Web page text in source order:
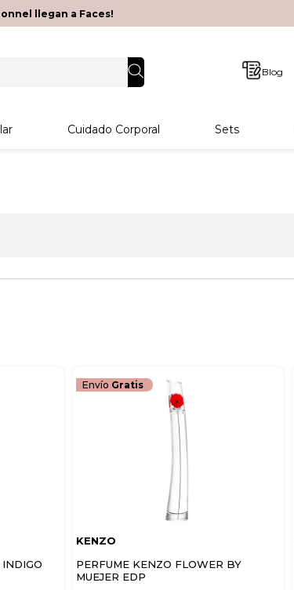
llegan a Faces!
Blog
Cuidado Corporal Sets
Envío Gratis
KENZO
PERFUME KENZO FLOWER BY
MUEJER EDP